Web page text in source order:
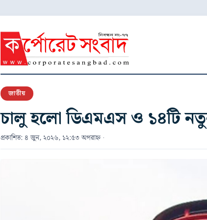
জাতীয়
চালু হলো ডিএমএস ও ১৪টি
প্রকাশিত: ৪ জুন, ২০২৬, ১২:৫৩ অপরাহ্ন ·